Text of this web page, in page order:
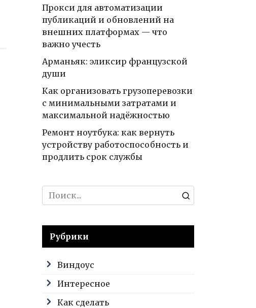
Прокси для автоматизации
публикаций и обновлений на
внешних платформах — что
важно учесть
Арманьяк: эликсир французской
души
Как организовать грузоперевозки
с минимальными затратами и
максимальной надёжностью
Ремонт ноутбука: как вернуть
устройству работоспособность и
продлить срок службы
Search
for:
Рубрики
Виндоус
Интересное
Как сделать